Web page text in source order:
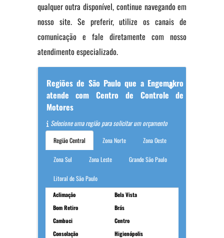
qualquer outra disponível, continue navegando em
nosso site. Se preferir, utilize os canais de
comunicação e fale diretamente com nosso
atendimento especializado.
Regiões de São Paulo que a Engemakro
atende com Centro de Controle de
Motores
Selecione uma região para solicitar um orçamento
Região Central Zona Norte Zona Oeste
Zona Sul Zona Leste Grande São Paulo
Litoral de São Paulo
Aclimação
Bela Vista
Bom Retiro
Brás
Cambuci
Centro
Consolação
Higienópolis